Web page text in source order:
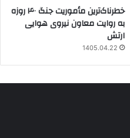
خطرناک‌ترین مأموریت جنگ ۴۰ روزه
به روایت معاون نیروی هوایی
ارتش
1405.04.22